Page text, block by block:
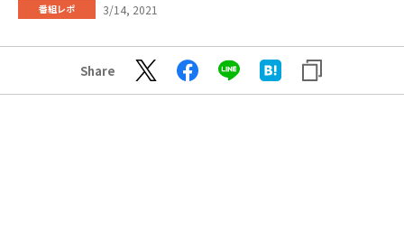
番組レポ 3/14, 2021
Share